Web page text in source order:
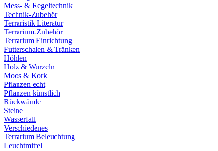
Mess- & Regeltechnik
Technik-Zubehör
Terraristik Literatur
Terrarium-Zubehör
Terrarium Einrichtung
Futterschalen & Tränken
Höhlen
Holz & Wurzeln
Moos & Kork
Pflanzen echt
Pflanzen künstlich
Rückwände
Steine
Wasserfall
Verschiedenes
Terrarium Beleuchtung
Leuchtmittel